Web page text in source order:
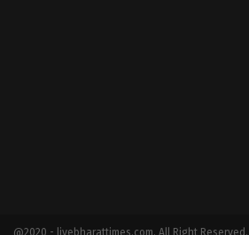
@2020 - livebharattimes.com. All Right